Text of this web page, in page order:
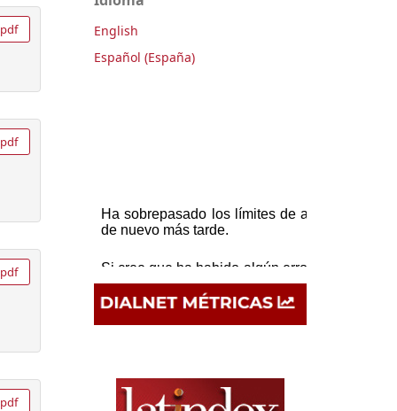
pdf
pdf
pdf
pdf
English
Español (España)